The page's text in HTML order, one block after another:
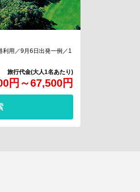
円 ～67,500円
利用／9月6日出発一例／1